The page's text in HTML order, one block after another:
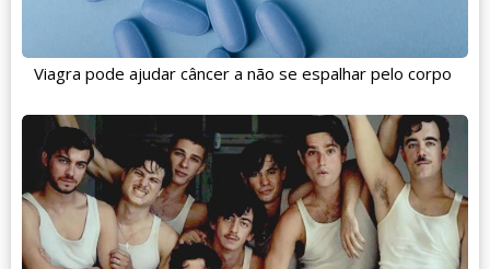
Viagra pode ajudar câncer a não se espalhar pelo corpo